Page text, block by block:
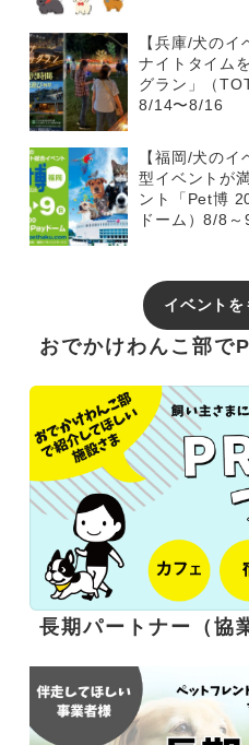
【兵庫/犬の
ナイトタイム
グラン」（
8/14〜8/16
【福岡/犬の
型イベントが
ント「Pet博
ドーム）8/8～
イベントを
おでかけわんこ部で
長期パートナー（協